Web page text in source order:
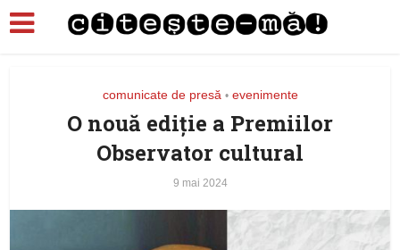
comunicate de presă • evenimente
O nouă ediţie a Premiilor
Observator cultural
9 mai 2024